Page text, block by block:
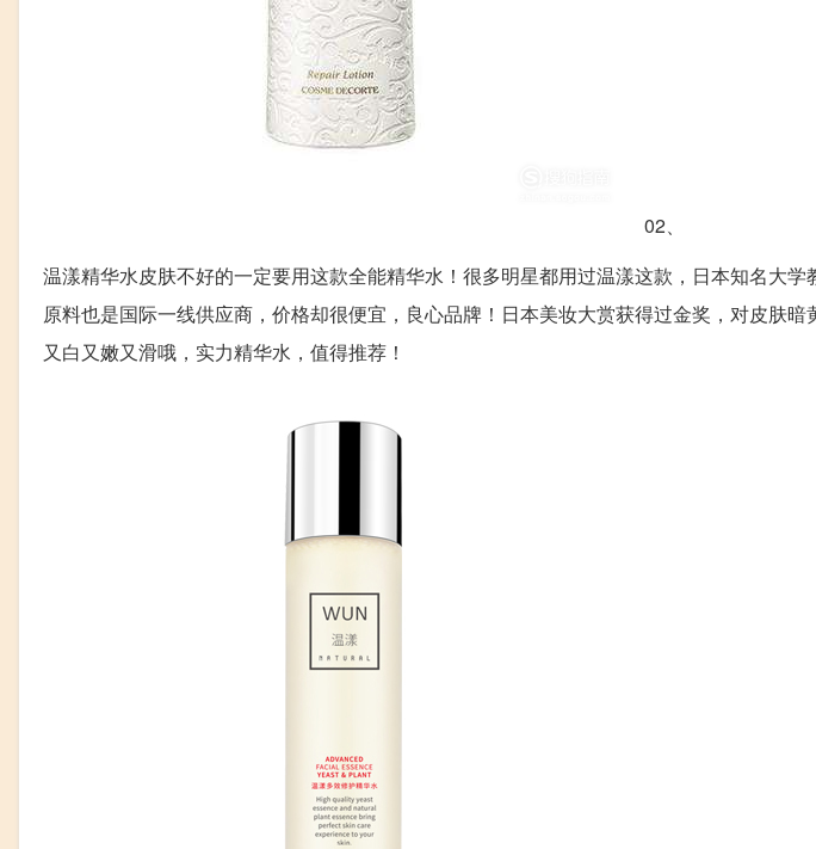
02、
温漾精华水皮肤不好的一定要用这款全能精华水！很多明星都用过温漾这款，日本知名大学
原料也是国际一线供应商，价格却很便宜，良心品牌！日本美妆大赏获得过金奖，对皮肤
又白又嫩又滑哦，实力精华水，值得推荐！